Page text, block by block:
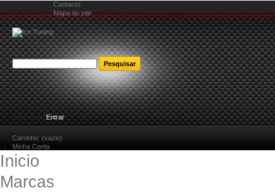
Contacto
Mapa do site
Bem-vindoEntrar
Carrinho: (vazio)
Minha Conta
Inicio
Marcas